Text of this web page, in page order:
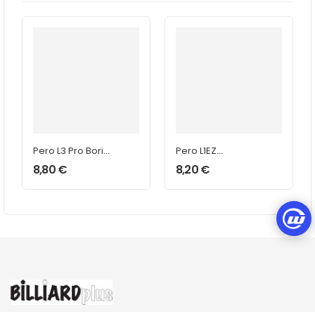
Pero L3 Pro Boris
Krčmar Black
8,80€
Pero L1EZ
Inception
8,20€